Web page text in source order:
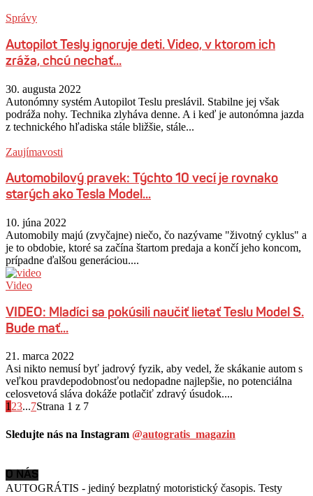
Správy
Autopilot Tesly ignoruje deti. Video, v ktorom ich
zráža, chcú nechať...
30. augusta 2022
Autonómny systém Autopilot Teslu preslávil. Stabilne jej však
podráža nohy. Technika zlyháva denne. A i keď je autonómna jazda
z technického hľadiska stále bližšie, stále...
Zaujímavosti
Automobilový pravek: Týchto 10 vecí je rovnako
starých ako Tesla Model...
10. júna 2022
Automobily majú (zvyčajne) niečo, čo nazývame "životný cyklus" a
je to obdobie, ktoré sa začína štartom predaja a končí jeho koncom,
prípadne ďalšou generáciou....
Video
VIDEO: Mladíci sa pokúsili naučiť lietať Teslu Model S.
Bude mať...
21. marca 2022
Asi nikto nemusí byť jadrový fyzik, aby vedel, že skákanie autom s
veľkou pravdepodobnosťou nedopadne najlepšie, no potenciálna
celosvetová sláva dokáže potlačiť zdravý úsudok....
123...7Strana 1 z 7
Sledujte nás na Instagram @autogratis_magazin
O NÁS
AUTOGRÁTIS - jediný bezplatný motoristický časopis. Testy